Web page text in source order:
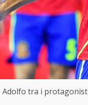
Adolfo tra i